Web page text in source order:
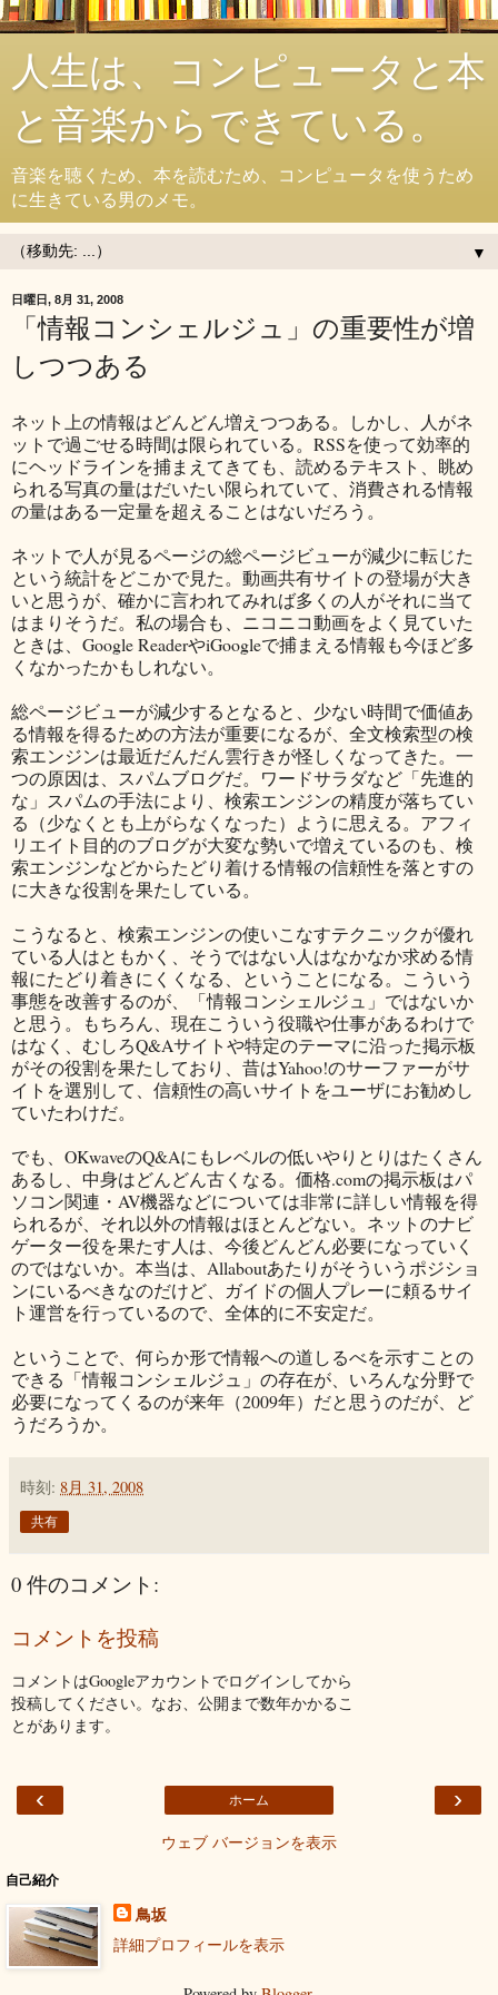
人生は、コンピュータと本
と音楽からできている。
音楽を聴くため、本を読むため、コンピュータを使うため
に生きている男のメモ。
▼
日曜日, 8月 31, 2008
「情報コンシェルジュ」の重要性が増
しつつある
ネット上の情報はどんどん増えつつある。しかし、人がネ
ットで過ごせる時間は限られている。RSSを使って効率的
にヘッドラインを捕まえてきても、読めるテキスト、眺め
られる写真の量はだいたい限られていて、消費される情報
の量はある一定量を超えることはないだろう。
ネットで人が見るページの総ページビューが減少に転じた
という統計をどこかで見た。動画共有サイトの登場が大き
いと思うが、確かに言われてみれば多くの人がそれに当て
はまりそうだ。私の場合も、ニコニコ動画をよく見ていた
ときは、Google ReaderやiGoogleで捕まえる情報も今ほど多
くなかったかもしれない。
総ページビューが減少するとなると、少ない時間で価値あ
る情報を得るための方法が重要になるが、全文検索型の検
索エンジンは最近だんだん雲行きが怪しくなってきた。一
つの原因は、スパムブログだ。ワードサラダなど「先進的
な」スパムの手法により、検索エンジンの精度が落ちてい
る（少なくとも上がらなくなった）ように思える。アフィ
リエイト目的のブログが大変な勢いで増えているのも、検
索エンジンなどからたどり着ける情報の信頼性を落とすの
に大きな役割を果たしている。
こうなると、検索エンジンの使いこなすテクニックが優れ
ている人はともかく、そうではない人はなかなか求める情
報にたどり着きにくくなる、ということになる。こういう
事態を改善するのが、「情報コンシェルジュ」ではないか
と思う。もちろん、現在こういう役職や仕事があるわけで
はなく、むしろQ&Aサイトや特定のテーマに沿った掲示板
がその役割を果たしており、昔はYahoo!のサーファーがサ
イトを選別して、信頼性の高いサイトをユーザにお勧めし
ていたわけだ。
でも、OKwaveのQ&Aにもレベルの低いやりとりはたくさん
あるし、中身はどんどん古くなる。価格.comの掲示板はパ
ソコン関連・AV機器などについては非常に詳しい情報を得
られるが、それ以外の情報はほとんどない。ネットのナビ
ゲーター役を果たす人は、今後どんどん必要になっていく
のではないか。本当は、Allaboutあたりがそういうポジショ
ンにいるべきなのだけど、ガイドの個人プレーに頼るサイ
ト運営を行っているので、全体的に不安定だ。
ということで、何らか形で情報への道しるべを示すことの
できる「情報コンシェルジュ」の存在が、いろんな分野で
必要になってくるのが来年（2009年）だと思うのだが、ど
うだろうか。
時刻: 8月 31, 2008
共有
0 件のコメント:
コメントを投稿
コメントはGoogleアカウントでログインしてから
投稿してください。なお、公開まで数年かかるこ
とがあります。
‹ ›
ホーム
ウェブ バージョンを表示
自己紹介
鳥坂
詳細プロフィールを表示